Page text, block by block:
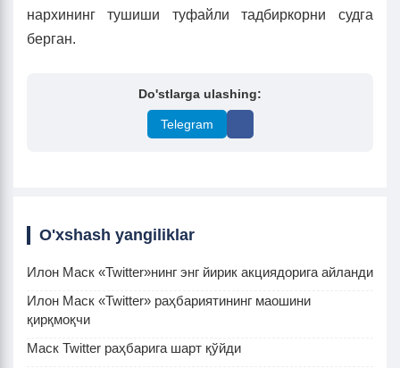
нархининг тушиши туфайли тадбиркорни судга
берган.
Do'stlarga ulashing:
Telegram
O'xshash yangiliklar
Илон Маск «Twitter»нинг энг йирик акциядорига айланди
Илон Маск «Twitter» раҳбариятининг маошини
қирқмоқчи
Маск Twitter раҳбарига шарт қўйди